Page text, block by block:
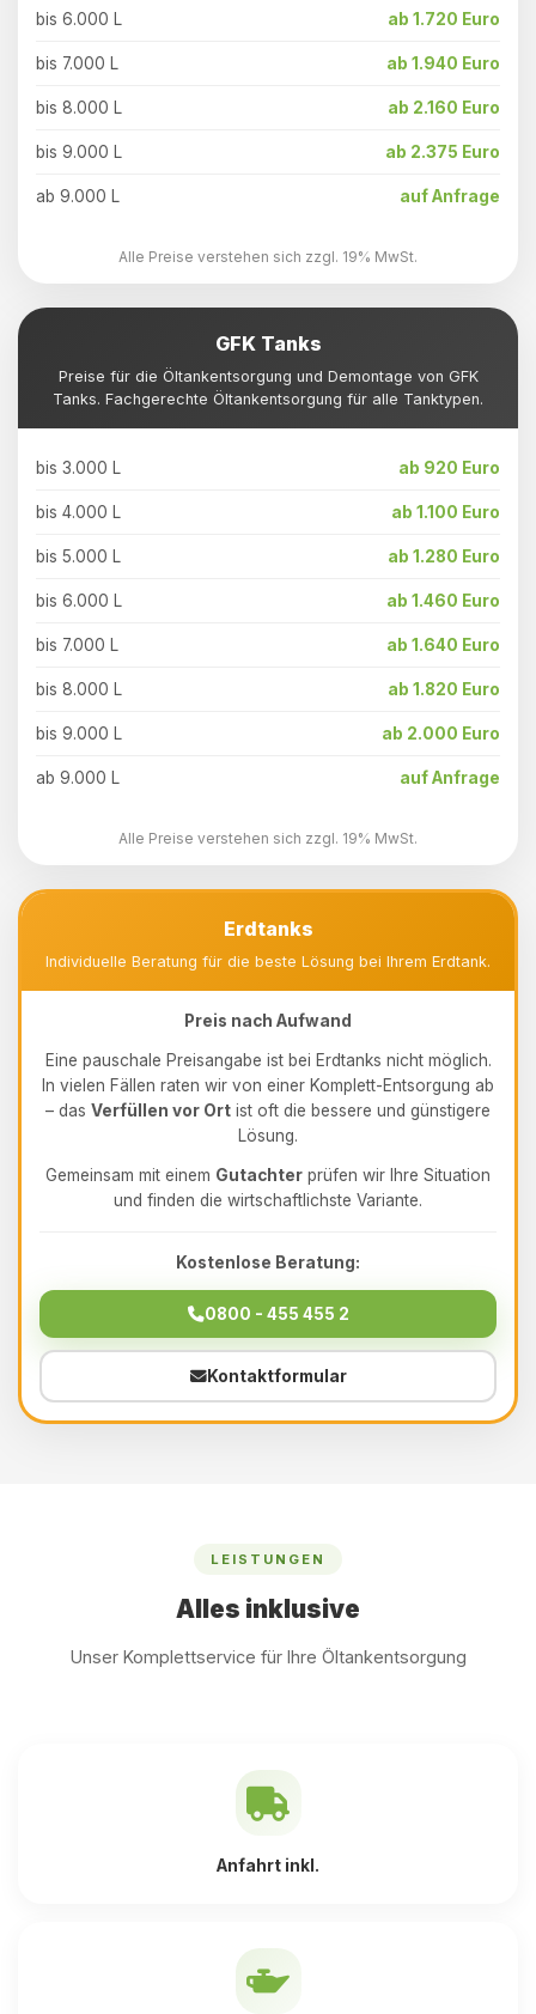
bis 6.000 L ab 1.720 Euro
bis 7.000 L ab 1.940 Euro
bis 8.000 L ab 2.160 Euro
bis 9.000 L ab 2.375 Euro
ab 9.000 L auf Anfrage
Alle Preise verstehen sich zzgl. 19% MwSt.
GFK Tanks
Preise für die Öltankentsorgung und Demontage von GFK
Tanks. Fachgerechte Öltankentsorgung für alle Tanktypen.
bis 3.000 L ab 920 Euro
bis 4.000 L ab 1.100 Euro
bis 5.000 L ab 1.280 Euro
bis 6.000 L ab 1.460 Euro
bis 7.000 L ab 1.640 Euro
bis 8.000 L ab 1.820 Euro
bis 9.000 L ab 2.000 Euro
ab 9.000 L auf Anfrage
Alle Preise verstehen sich zzgl. 19% MwSt.
Erdtanks
Individuelle Beratung für die beste Lösung bei Ihrem Erdtank.
Preis nach Aufwand
Eine pauschale Preisangabe ist bei Erdtanks nicht möglich.
In vielen Fällen raten wir von einer Komplett-Entsorgung ab
– das Verfüllen vor Ort ist oft die bessere und günstigere
Lösung.
Gemeinsam mit einem Gutachter prüfen wir Ihre Situation
und finden die wirtschaftlichste Variante.
Kostenlose Beratung:
0800 - 455 455 2
Kontaktformular
LEISTUNGEN
Alles inklusive
Unser Komplettservice für Ihre Öltankentsorgung
Anfahrt inkl.